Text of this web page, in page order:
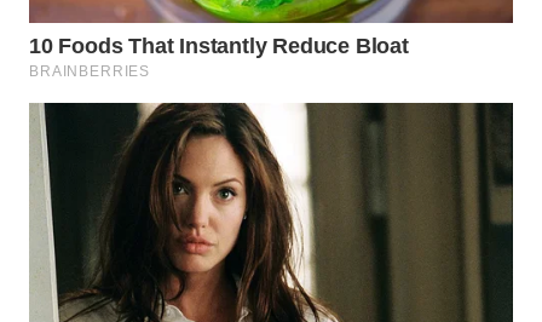
SURABAYA
WN
NATUNA
BINTAN
WN
MANDALIKA